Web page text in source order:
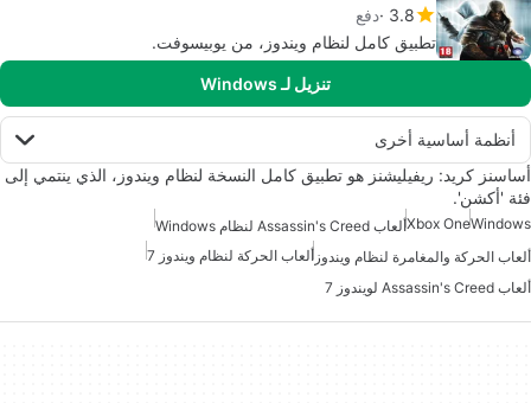
3.8 دفع
تطبيق كامل لنظام ويندوز، من يوبيسوفت.
تنزيل لـ Windows
أنظمة أساسية أخرى
أساسنز كريد: ريفيليشنز هو تطبيق كامل النسخة لنظام ويندوز، الذي ينتمي إلى
فئة 'أكشن'.
Windows
Xbox Oneألعاب Assassin's Creed لنظام Windows
ألعاب الحركة والمغامرة لنظام ويندوز ألعاب الحركة لنظام ويندوز 7
ألعاب Assassin's Creed لويندوز 7